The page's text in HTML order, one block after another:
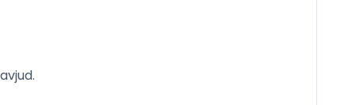
Konveksiya
o‘lchash